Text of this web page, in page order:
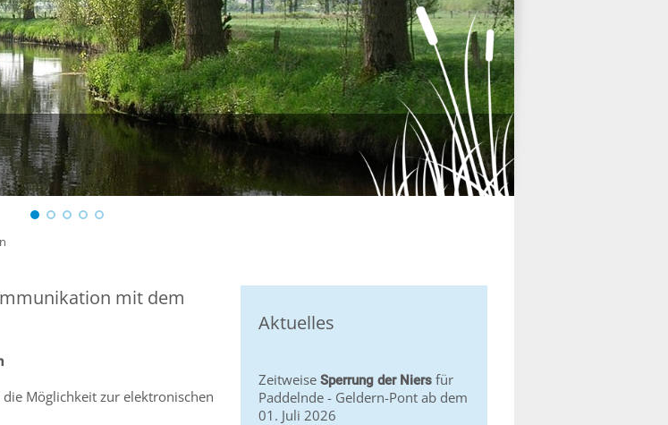
mit dem
Möglichkeit zur elektronischen
Aktuelles
Zeitweise Sperrung der Niers für
Paddelnde - Geldern-Pont ab dem
01. Juli 2026